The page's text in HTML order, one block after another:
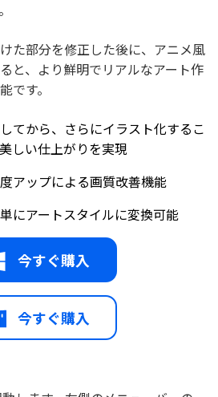
た部分を修正した後に、アニメ風
と、より鮮明でリアルなアート作
です。
てから、さらにイラスト化するこ
しい仕上がりを実現
アップによる画質改善機能
にアートスタイルに変換可能
今すぐ購入
今すぐ購入